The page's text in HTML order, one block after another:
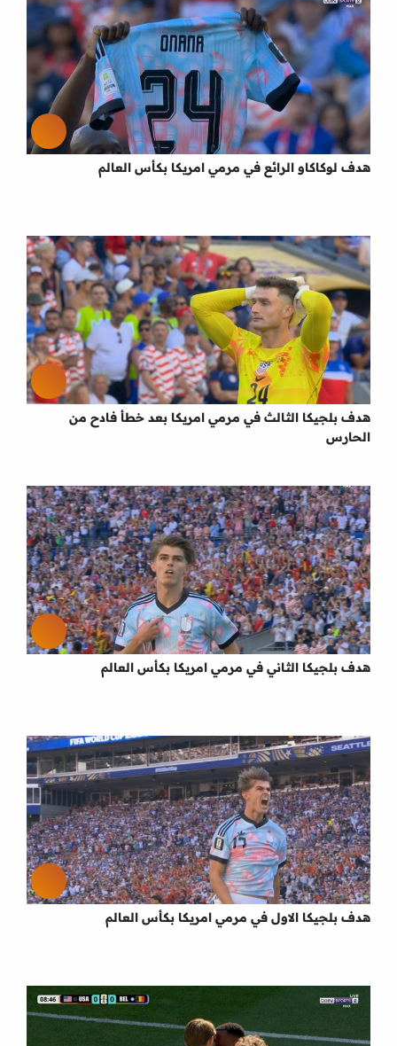
هدف لوكاكاو الرائع في مرمي امريكا بكأس العالم
هدف بلجيكا الثالث في مرمي امريكا بعد خطأ فادح من
الحارس
هدف بلجيكا الثاني في مرمي امريكا بكأس العالم
هدف بلجيكا الاول في مرمي امريكا بكأس العالم